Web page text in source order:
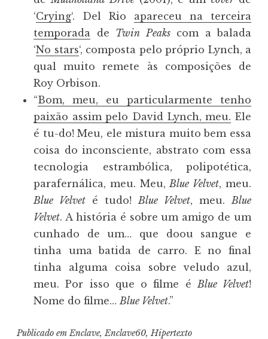
‘Crying‘. Del Rio apareceu na terceira
temporada de Twin Peakscom a balada
‘No stars‘, composta pelo próprio Lynch, a
qual muito remete às composições de
Roy Orbison.
“Bom, meu, eu particularmente tenho
paixão assim pelo David Lynch, meu. Ele
é tu-do! Meu, ele mistura muito bem essa
coisa do inconsciente, abstrato com essa
tecnologia estrambólica, polipotética,
parafernálica, meu. Meu, Blue Velvet, meu.
Blue Velvet é tudo! Blue Velvet, meu. Blue
Velvet. A história é sobre um amigo de um
cunhado de um… que doou sangue e
tinha uma batida de carro. E no final
tinha alguma coisa sobre veludo azul,
meu. Por isso que o filme é Blue Velvet!
Nome do filme… Blue Velvet.”
Publicado emEnclave,Enclave60,Hipertexto